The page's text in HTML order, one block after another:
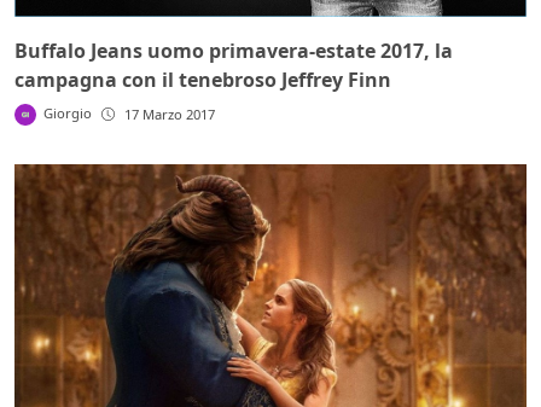
Buffalo Jeans uomo primavera-estate 2017, la
campagna con il tenebroso Jeffrey Finn
Giorgio 17 Marzo 2017